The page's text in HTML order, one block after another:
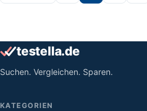
testella.de
Suchen. Vergleichen. Sparen.
KATEGORIEN